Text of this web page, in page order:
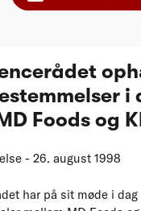
i
Foods og
- 26. august 1998
har på sit møde i